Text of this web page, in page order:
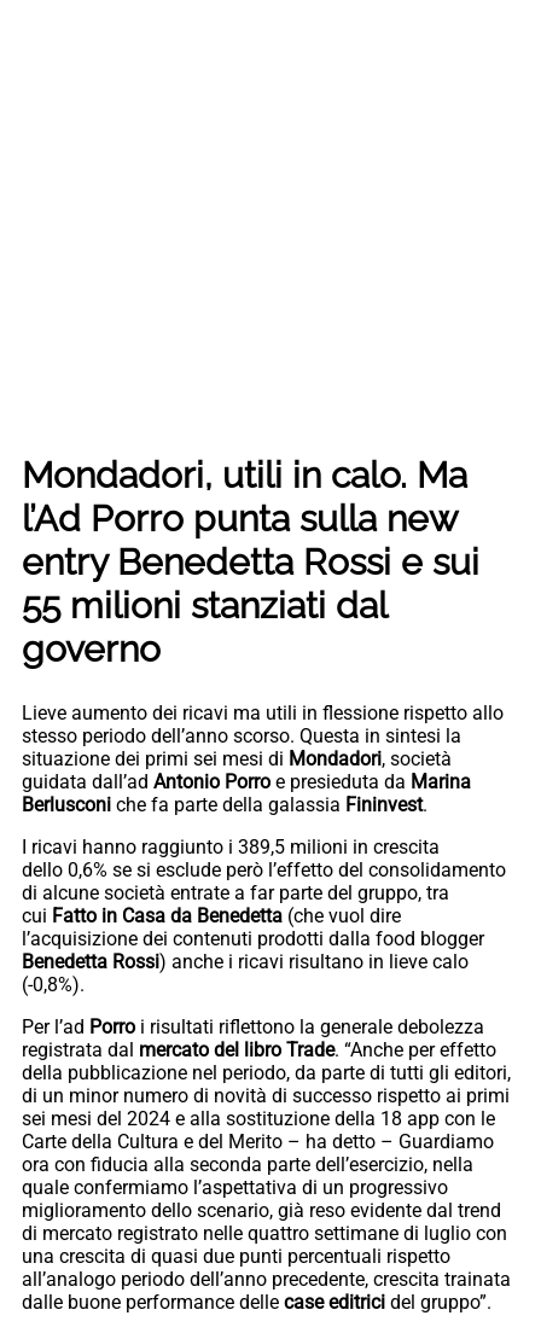
Mondadori, utili in calo. Ma
l’Ad Porro punta sulla new
entry Benedetta Rossi e sui
55 milioni stanziati dal
governo
Lieve aumento dei ricavi ma utili in flessione rispetto allo
stesso periodo dell’anno scorso. Questa in sintesi la
situazione dei primi sei mesi di Mondadori, società
guidata dall’ad Antonio Porro e presieduta da Marina
Berlusconi che fa parte della galassia Fininvest.
I ricavi hanno raggiunto i 389,5 milioni in crescita
dello 0,6% se si esclude però l’effetto del consolidamento
di alcune società entrate a far parte del gruppo, tra
cui Fatto in Casa da Benedetta (che vuol dire
l’acquisizione dei contenuti prodotti dalla food blogger
Benedetta Rossi) anche i ricavi risultano in lieve calo
(-0,8%).
Per l’ad Porro i risultati riflettono la generale debolezza
registrata dal mercato del libro Trade. “Anche per effetto
della pubblicazione nel periodo, da parte di tutti gli editori,
di un minor numero di novità di successo rispetto ai primi
sei mesi del 2024 e alla sostituzione della 18 app con le
Carte della Cultura e del Merito – ha detto – Guardiamo
ora con fiducia alla seconda parte dell’esercizio, nella
quale confermiamo l’aspettativa di un progressivo
miglioramento dello scenario, già reso evidente dal trend
di mercato registrato nelle quattro settimane di luglio con
una crescita di quasi due punti percentuali rispetto
all’analogo periodo dell’anno precedente, crescita trainata
dalle buone performance delle case editrici del gruppo”.